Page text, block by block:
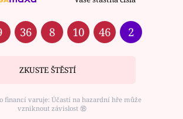
36 8 10 46 2
ZKUSTE ŠTĚSTÍ
financí varuje: Účastí na hazardní hře může
vzniknout závislost ⑱